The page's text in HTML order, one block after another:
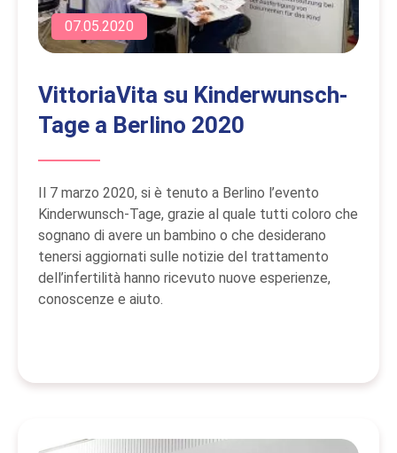
07.05.2020
VittoriaVita su Kinderwunsch-
Tage a Berlino 2020
Il 7 marzo 2020, si è tenuto a Berlino l’evento
Kinderwunsch-Tage, grazie al quale tutti coloro che
sognano di avere un bambino o che desiderano
tenersi aggiornati sulle notizie del trattamento
dell’infertilità hanno ricevuto nuove esperienze,
conoscenze e aiuto.